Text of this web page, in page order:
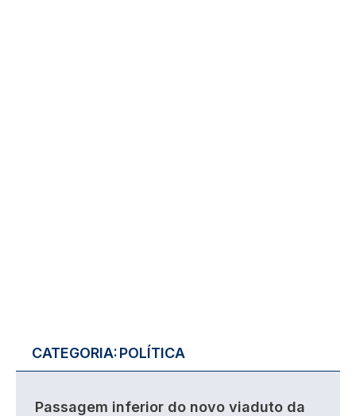
CATEGORIA:POLÍTICA
Passagem inferior do novo viaduto da